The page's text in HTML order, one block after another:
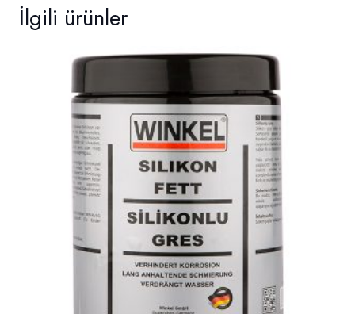
İlgili ürünler